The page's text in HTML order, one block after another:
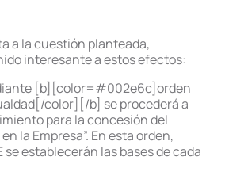
a la cuestión planteada,
interesante a estos efectos:
[b][color=#002e6c]orden
color][/b] se procederá a
para la concesión del
la Empresa”. En esta orden,
se establecerán las bases de cada